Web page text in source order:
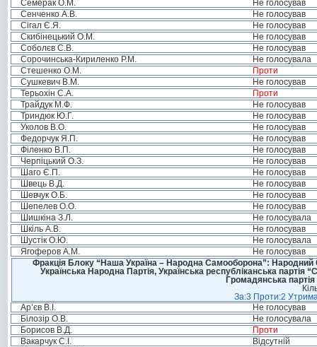
Семерак О.М.
Не голосував
Сенченко А.В.
Не голосував
Сігал Є.Я.
Не голосував
Скибінецький О.М.
Не голосував
Соболєв С.В.
Не голосував
Сорочинська-Кириленко Р.М.
Не голосувала
Стешенко О.М.
Проти
Сушкевич В.М.
Не голосував
Терьохін С.А.
Проти
Трайдук М.Ф.
Не голосував
Триндюк Ю.Г.
Не голосував
Уколов В.О.
Не голосував
Федорчук Я.П.
Не голосував
Філенко В.П.
Не голосував
Черпіцький О.З.
Не голосував
Шаго Є.П.
Не голосував
Швець В.Д.
Не голосував
Шевчук О.Б.
Не голосував
Шепелев О.О.
Не голосував
Шишкіна З.Л.
Не голосувала
Шкіль А.В.
Не голосував
Шустік О.Ю.
Не голосувала
Ягоферов А.М.
Не голосував
Фракція Блоку “Наша Україна – Народна Самооборона”: Народний
Українська Народна Партія, Українська республіканська
Громадянська
За:3 Проти:2
Ар’єв В.І.
Не голосував
Білозір О.В.
Не голосувала
Борисов В.Д.
Проти
Вакарчук С.І.
Відсутній